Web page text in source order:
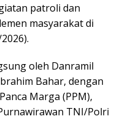
patroli dan
masyarakat di
oleh Danramil
Bahar, dengan
Marga (PPM),
TNI/Polri